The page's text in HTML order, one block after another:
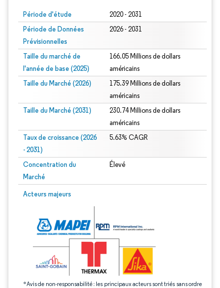
Période d'étude 2020 - 2031
Période de Données
Prévisionnelles
2026 - 2031
Taille du marché de
l'année de base (2025)
166.05 Millions de dollars
américains
Taille du Marché (2026)
175.39 Millions de dollars
américains
Taille du Marché (2031)
230.74 Millions de dollars
américains
Taux de croissance (2026
- 2031)
5.63% CAGR
Concentration du
Marché
Élevé
Acteurs majeurs
*Avis de non-responsabilité : les principaux acteurs sont triés sans ordre
Image © Mordor Intelligence. La réutilisation nécessite une attribution sous CC